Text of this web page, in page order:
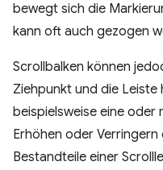
bewegt sich die
kann oft auch gezogen
Scrollbalken können
Ziehpunkt und die Leiste
beispielsweise eine oder
Erhöhen oder
Bestandteile einer